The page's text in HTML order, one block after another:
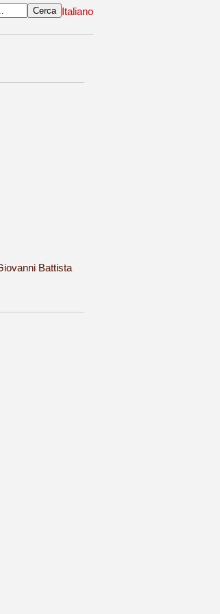
Italiano
Battista